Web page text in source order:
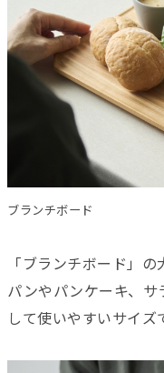
ブランチボード
「ブランチボード」
パンやパンケーキ、サ
して使いやすいサイズ